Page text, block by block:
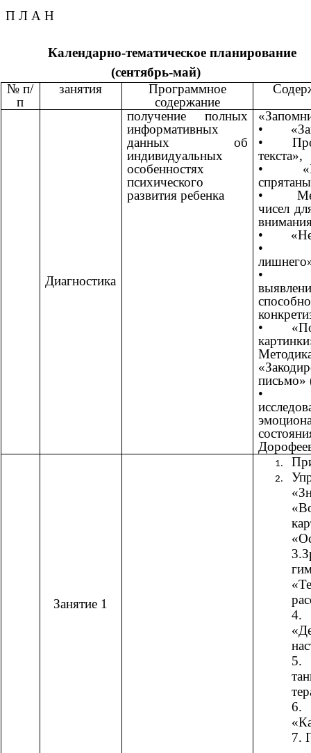
П Л А Н
Календарно-тематическое планирование
(сентябрь-май)
№ п/
п
занятия
Программное
содержание
Диагностика
получение полных
информативных
данных об
индивидуальных
особенностях
психического
развития ребенка
•
•
текста»,
•
•
чисел
•
•
•
•
письмо»
•
Занятие 1
4.
6.
7.